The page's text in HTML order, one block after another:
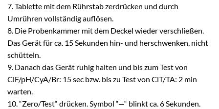
7. Tablette mit dem Rührstab zerdrücken und durch
Umrühren vollständig auflösen.
8. Die Probenkammer mit dem Deckel wieder verschließen.
Das Gerät für ca. 15 Sekunden hin- und herschwenken, nicht
schütteln.
9. Danach das Gerät ruhig halten und bis zum Test von
ClF/pH/CyA/Br: 15 sec bzw. bis zu Test von ClT/TA: 2 min
warten.
10. “Zero/Test“ drücken. Symbol “—“ blinkt ca. 6 Sekunden.